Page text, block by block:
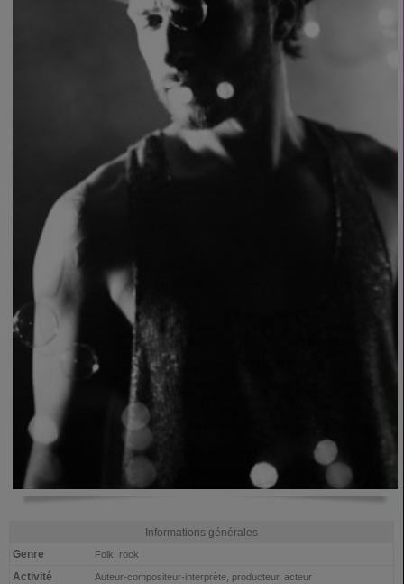
Informations générales
Genre
Folk, rock
Activité Auteur-compositeur-interprète, producteur, acteur